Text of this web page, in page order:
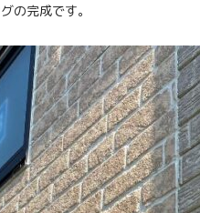
の完成です。